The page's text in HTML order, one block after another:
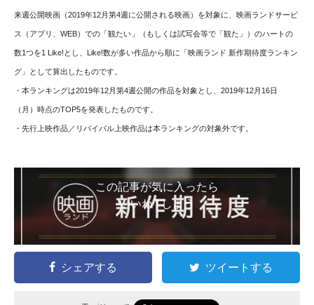
来週公開映画（2019年12月第4週 に公開される映画）を対象に、映画ランドサービ
ス（アプリ、WEB）での「観たい」（もしくは試写会等で「観た」）のハートの
数1つを1 Like!とし、Like!数が多い作品から順に「映画ランド 新作期待度ランキン
グ」として算出したものです。
・本ランキングは2019年12月第4週公開の作品を対象とし、2019年12月16日
（月）時点のTOP5を発表したものです。
・先行上映作品／リバイバル上映作品は本ランキングの対象外です。
この記事が気に入ったら
いいね ! しよう
シェアする ツイートする